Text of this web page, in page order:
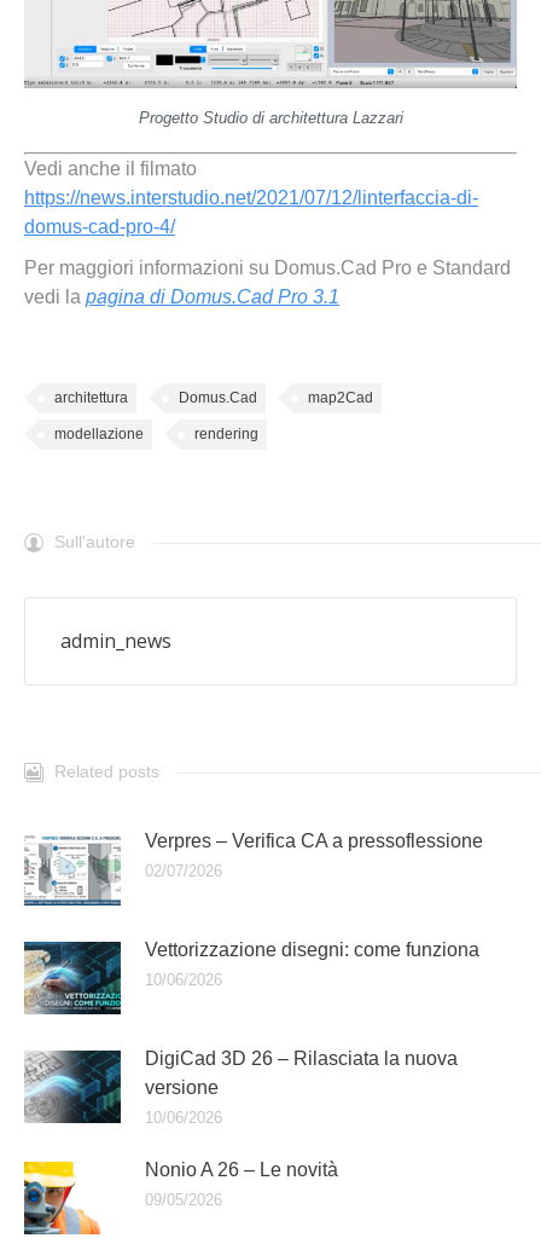
Progetto Studio di architettura Lazzari
Vedi anche il filmato
https://news.interstudio.net/2021/07/12/linterfaccia-di-
domus-cad-pro-4/
Per maggiori informazioni su Domus.Cad Pro e Standard
vedi la pagina di Domus.Cad Pro 3.1
architettura Domus.Cad map2Cad
modellazione rendering
Sull'autore
admin_news
Related posts
Verpres – Verifica CA a pressoflessione
02/07/2026
Vettorizzazione disegni: come funziona
10/06/2026
DigiCad 3D 26 – Rilasciata la nuova
versione
10/06/2026
Nonio A 26 – Le novità
09/05/2026